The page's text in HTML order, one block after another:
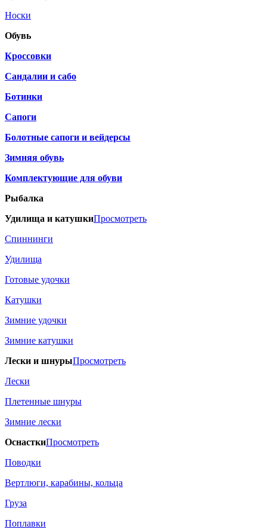
Носки
Обувь
Кроссовки
Сандалии и сабо
Ботинки
Сапоги
Болотные сапоги и вейдерсы
Зимняя обувь
Комплектующие для обуви
Рыбалка
Удилища и катушкиПросмотреть
Спиннинги
Удилища
Готовые удочки
Катушки
Зимние удочки
Зимние катушки
Лески и шнурыПросмотреть
Лески
Плетенные шнуры
Зимние лески
ОснасткиПросмотреть
Поводки
Вертлюги, карабины, кольца
Груза
Поплавки